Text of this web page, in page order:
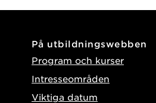
På utbildningswebben
Program och kurser
Intresseområden
Viktiga datum